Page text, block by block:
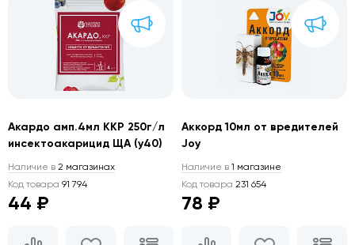
Акардо амп.4мл ККР 250г/л
инсектоакарицид ЩА (у40)
Наличие в 2 магазинах
Код товара 91 794
44 ₽
Аккорд 10мл от вредителей
Joy
Наличие в 1 магазине
Код товара 231 654
78 ₽